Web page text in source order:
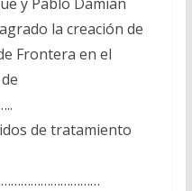
la creación de
Frontera en el
de tratamiento